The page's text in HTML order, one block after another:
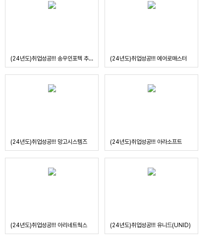
(24년도)취업성공!!! 송우인포텍 추가 취업 (24년도)취업성공!!! 에어로매스터
(24년도)취업성공!!! 망고시스템즈 (24년도)취업성공!!! 아라소프트
(24년도)취업성공!!! 아리네트웍스 (24년도)취업성공!!! 유니드(UNID)